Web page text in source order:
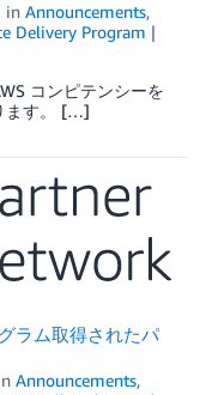
in Announcements,
Delivery Program
コンピテンシーを
ます。 […]
ラム取得されたパ
Announcements,